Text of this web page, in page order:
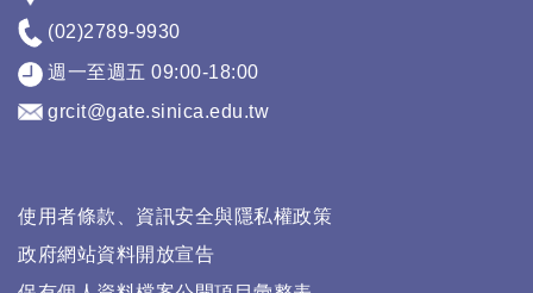
(02)2789-9930
週一至週五 09:00-18:00
grcit@gate.sinica.edu.tw
使用者條款、資訊安全與隱私權政策
政府網站資料開放宣告